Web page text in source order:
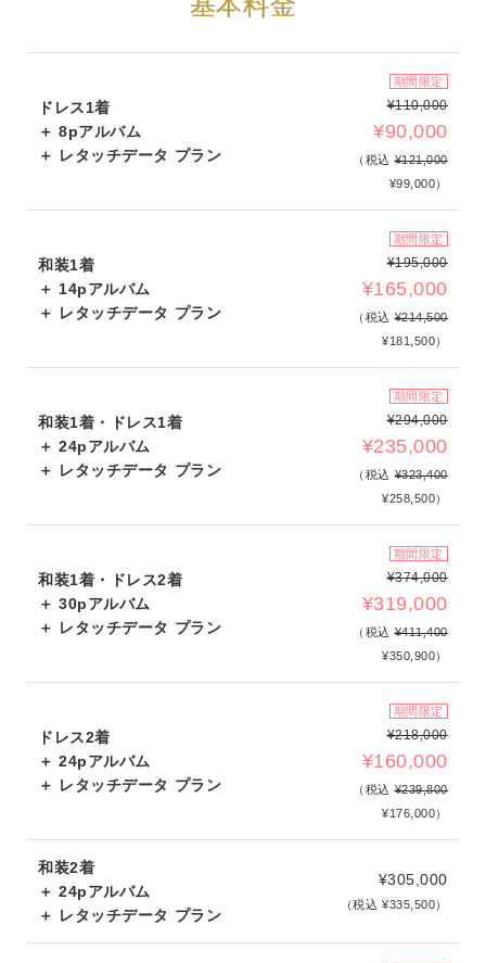
ドレス1着
＋ 8pアルバム
＋ レタッチデータ プラン
期間限定
¥110,000
¥90,000
（税込¥121,000
¥99,000）
和装1着
＋ 14pアルバム
＋ レタッチデータ プラン
期間限定
¥195,000
¥165,000
（税込¥214,500
¥181,500）
和装1着・ドレス1着
＋ 24pアルバム
＋ レタッチデータ プラン
期間限定
¥294,000
¥235,000
（税込¥323,400
¥258,500）
和装1着・ドレス2着
＋ 30pアルバム
＋ レタッチデータ プラン
期間限定
¥374,000
¥319,000
（税込¥411,400
¥350,900）
ドレス2着
＋ 24pアルバム
＋ レタッチデータ プラン
期間限定
¥218,000
¥160,000
（税込¥239,800
¥176,000）
和装2着
＋ 24pアルバム
＋ レタッチデータ プラン
¥305,000
（税込 ¥335,500）